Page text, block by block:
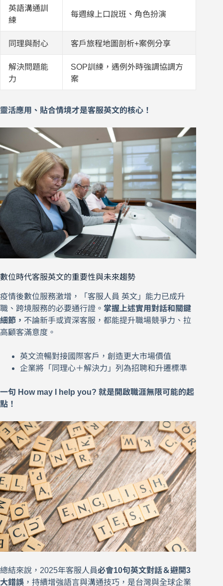
英語溝通訓
練
每週線上口說班、角色扮演
同理與耐心 客戶旅程地圖剖析+案例分享
解決問題能
力
SOP訓練，遇例外時強調協調方
案
靈活應用、貼合情境才是客服英文的核心！
數位時代客服英文的重要性與未來趨勢
疫情後數位服務激增，「客服人員 英文」能力已成升
職、跨境服務的必要通行證。 掌握上述實用對話和關鍵
細節， 不論新手或資深客服，都能提升職場競爭力、拉
高顧客滿意度。
英文流暢對接國際客戶，創造更大市場價值
企業將「同理心＋解決力」列為招聘和升遷標準
一句 How may I help you? 就是開啟職涯無限可能的起
點！
總結來說，2025年客服人員必會10句英文對話＆避開3
大錯誤 ，持續增強語言與溝通技巧，是台灣與全球企業